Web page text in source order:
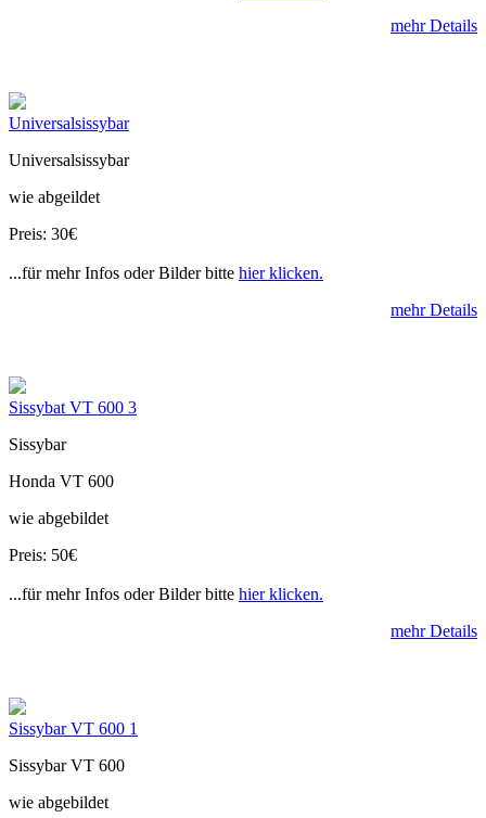
mehr Details
Universalsissybar
Universalsissybar
wie abgeildet
Preis: 30€
...für mehr Infos oder Bilder bitte hier klicken.
mehr Details
Sissybat VT 600 3
Sissybar
Honda VT 600
wie abgebildet
Preis: 50€
...für mehr Infos oder Bilder bitte hier klicken.
mehr Details
Sissybar VT 600 1
Sissybar VT 600
wie abgebildet